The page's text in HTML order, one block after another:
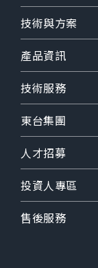
技術與方案
產品資訊
技術服務
東台集團
人才招募
投資人專區
售後服務